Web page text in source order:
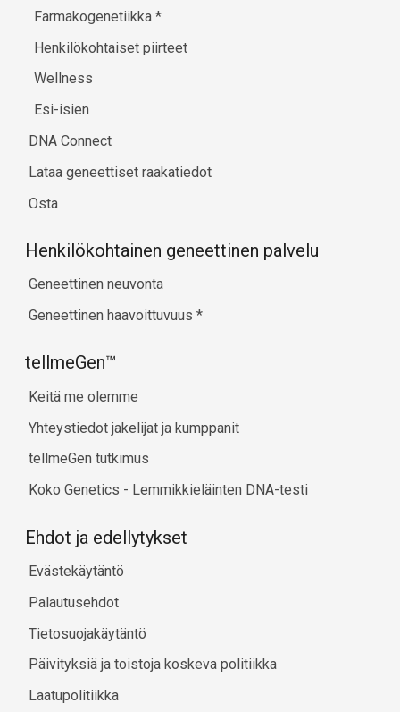
Farmakogenetiikka*
Henkilökohtaiset piirteet
Wellness
Esi-isien
DNA Connect
Lataa geneettiset raakatiedot
Osta
Henkilökohtainen geneettinen palvelu
Geneettinen neuvonta
Geneettinen haavoittuvuus *
tellmeGen™
Keitä me olemme
Yhteystiedot jakelijat ja kumppanit
tellmeGen tutkimus
Koko Genetics - Lemmikkieläinten DNA-testi
Ehdot ja edellytykset
Evästekäytäntö
Palautusehdot
Tietosuojakäytäntö
Päivityksiä ja toistoja koskeva politiikka
Laatupolitiikka